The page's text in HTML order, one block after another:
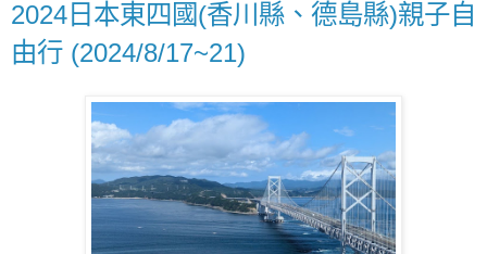
2024日本東四國(香川縣、德島縣)親子自
由行 (2024/8/17~21)